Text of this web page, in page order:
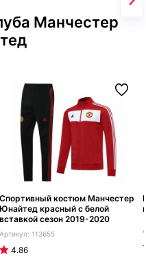
Манчестер
Спортивный костюм Манчестер
Юнайтед красный с белой
вставкой сезон 2019-2020
113655
4.86